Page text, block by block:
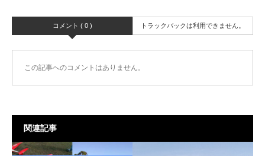
コメント ( 0 ) トラックバックは利用できません。
この記事へのコメントはありません。
関連記事